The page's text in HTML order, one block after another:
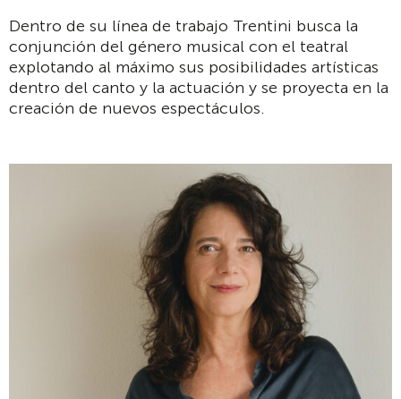
Dentro de su línea de trabajo Trentini busca la
conjunción del género musical con el teatral
explotando al máximo sus posibilidades artísticas
dentro del canto y la actuación y se proyecta en la
creación de nuevos espectáculos.